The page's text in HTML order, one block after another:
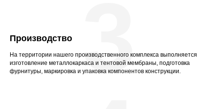
Производство
На территории нашего производственного комплекса выполняется
изготовление металлокаркаса и тентовой мембраны, подготовка
фурнитуры, маркировка и упаковка компонентов конструкции.
3